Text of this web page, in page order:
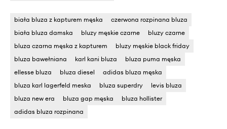
biała bluza z kapturem męska
czerwona rozpinana bluza
biała bluza damska
bluzy męskie czarne
bluzy czarne
bluza czarna męska z kapturem
bluzy męskie black friday
bluza bawełniana
karl kani bluza
bluza puma męska
ellesse bluza
bluza diesel
adidas bluza męska
bluza karl lagerfeld meska
bluza superdry
levis bluza
bluza new era
bluza gap męska
bluza hollister
adidas bluza rozpinana